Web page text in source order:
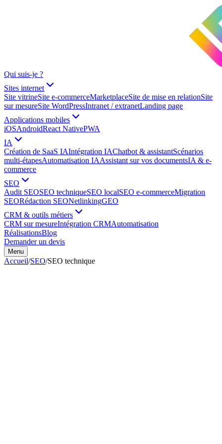
Qui suis-je ?
Sites internet
Site vitrineSite e-commerceMarketplaceSite de mise en relationSite
sur mesureSite WordPressIntranet / extranetLanding page
Applications mobiles
iOSAndroidReact NativePWA
IA
Création de SaaS IAIntégration IAChatbot & assistantScénarios
multi-étapesAutomatisation IAAssistant sur vos documentsIA & e-
commerce
SEO
Audit SEOSEO techniqueSEO localSEO e-commerceMigration
SEORédaction SEONetlinkingGEO
CRM & outils métiers
CRM sur mesureIntégration CRMAutomatisation
RéalisationsBlog
Demander un devis
Menu
Accueil/SEO/SEO technique